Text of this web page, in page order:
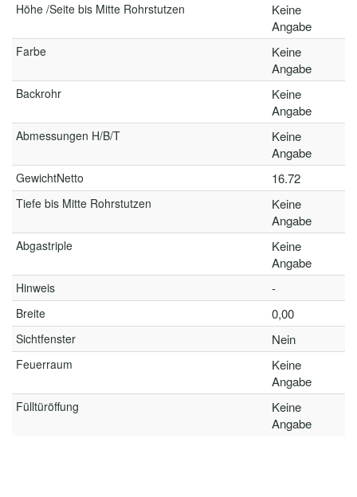
Höhe /Seite bis Mitte Rohrstutzen
Keine
Angabe
Farbe
Keine
Angabe
Backrohr
Keine
Angabe
Abmessungen H/B/T
Keine
Angabe
GewichtNetto 16.72
Tiefe bis Mitte Rohrstutzen
Keine
Angabe
Abgastriple
Keine
Angabe
Hinweis -
Breite 0,00
Sichtfenster Nein
Feuerraum
Keine
Angabe
Fülltüröffung
Keine
Angabe